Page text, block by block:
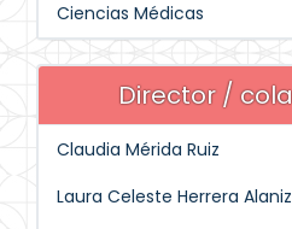
Ciencias Médicas
Director /
Claudia Mérida Ruiz
Laura Celeste Herrera Alaniz